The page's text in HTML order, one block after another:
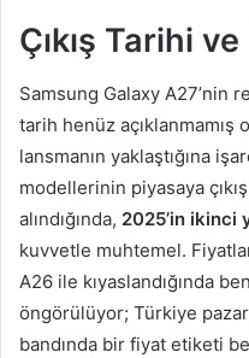
Çıkış Tarihi
Samsung Galaxy A27’nin
tarih henüz açıklanmamış
lansmanın yaklaştığına
modellerinin piyasaya
alındığında, 2025’in ikinci
kuvvetle muhtemel.
A26 ile kıyaslandığında
öngörülüyor; Türkiye
bandında bir fiyat etiketi